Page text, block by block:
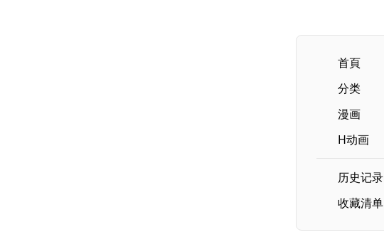
首頁
分类
漫画
H动画
历史记录
收藏清单